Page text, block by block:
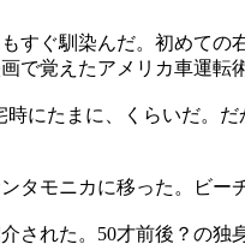
すぐ馴染んだ。初めて
で覚えたアメリカ車運転
にたまに、くらいだ。
タモニカに移った。ビ
された。50才前後？の